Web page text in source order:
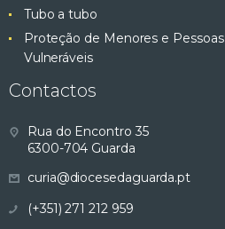
Tubo a tubo
Proteção de Menores e Pessoas
Vulneráveis
Contactos
Rua do Encontro 35
6300-704 Guarda
curia@diocesedaguarda.pt
(+351) 271 212 959